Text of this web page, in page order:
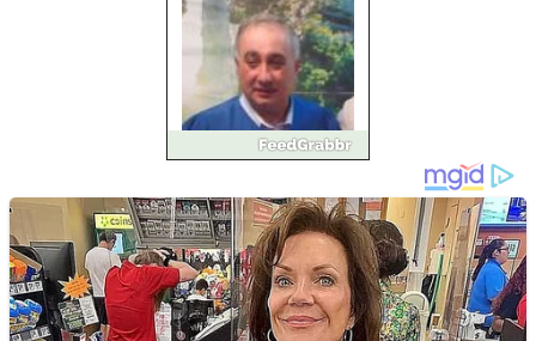
Pastorul Liviu Radu a
trecut la Domnul
Anchetă incendiară la